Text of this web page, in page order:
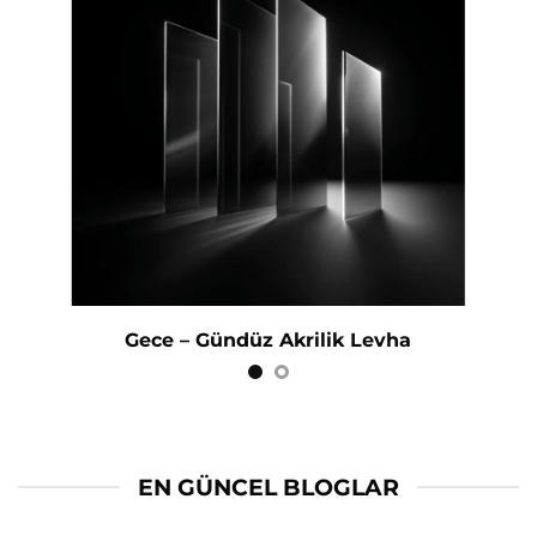
Transparan Akrilik Levha
EN GÜNCEL BLOGLAR